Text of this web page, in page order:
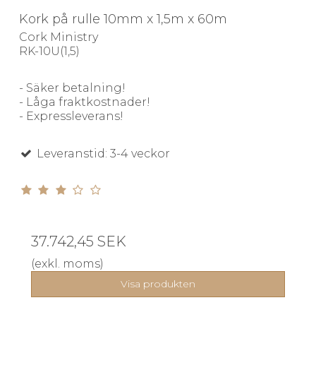
Kork på rulle 10mm x 1,5m x 60m
Cork Ministry
RK-10U(1,5)
- Säker betalning!
- Låga fraktkostnader!
- Expressleverans!
Leveranstid: 3-4 veckor
37.742,45 SEK
(exkl. moms)
Visa produkten